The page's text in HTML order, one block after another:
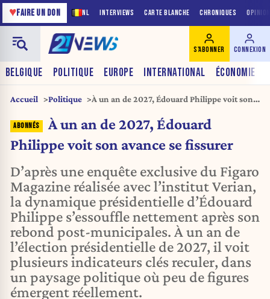
NL INTERVIEWS CARTE BLANCHE CHRONIQUES
♥FAIRE UN DON
BELGIQUE POLITIQUE EUROPE INTERNATIONAL ÉCONOMIE
S'ABONNER CONNEXION
Accueil Politique
À un an de 2027, Édouard Philippe voit son
À un an de 2027, Édouard
Philippe voit son avance se fissurer
D’après une enquête exclusive du Figaro
Magazine réalisée avec l’institut Verian,
la dynamique présidentielle d’Édouard
Philippe s’essouffle nettement après son
rebond post-municipales. À un an de
l’élection présidentielle de 2027, il voit
plusieurs indicateurs clés reculer, dans
un paysage politique où peu de figures
émergent réellement.